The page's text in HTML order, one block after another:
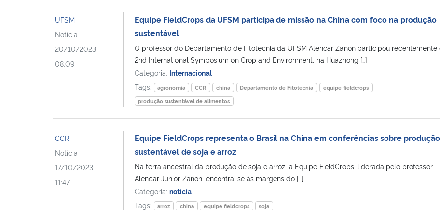
UFSM
Notícia
20/10/2023
08:09
Equipe FieldCrops da UFSM participa de missão na China com foco na produção
sustentável
O professor do Departamento de Fitotecnia da UFSM Alencar Zanon participou recentemente
2nd International Symposium on Crop and Environment, na Huazhong […]
Categoria: Internacional
Tags:
agronomia CCR china Departamento de Fitotecnia
equipe fieldcrops
produção sustentável de alimentos
CCR
Notícia
17/10/2023
11:47
Equipe FieldCrops representa o Brasil na China em conferências sobre produção
sustentável de soja e arroz
Na terra ancestral da produção de soja e arroz, a Equipe FieldCrops, liderada pelo professor
Alencar Junior Zanon, encontra-se às margens do […]
Categoria: notícia
Tags:
arroz china equipe fieldcrops soja